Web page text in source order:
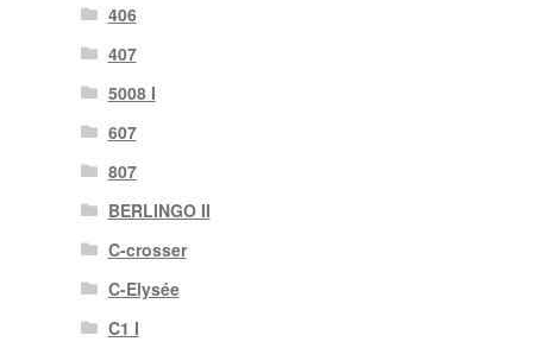
406
407
5008 I
607
807
BERLINGO II
C-crosser
C-Elysée
C1 I